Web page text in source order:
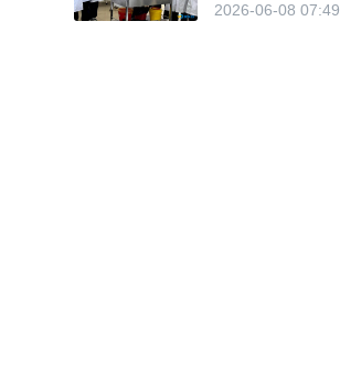
2026-06-08 07:49